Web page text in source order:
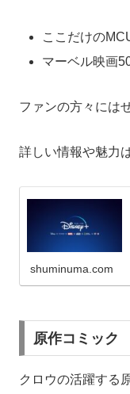
ここだけの
マーベル映画
ファンの方々には
詳しい情報や魅力
shuminuma.com
原作コミック
クロウの活躍する